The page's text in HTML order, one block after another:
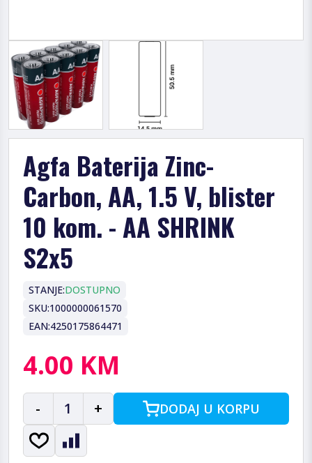
Agfa Baterija Zinc-
Carbon, AA, 1.5 V, blister
10 kom. - AA SHRINK
S2x5
STANJE:DOSTUPNO
SKU:1000000061570
EAN:4250175864471
4.00 KM
- 1 + DODAJ U KORPU